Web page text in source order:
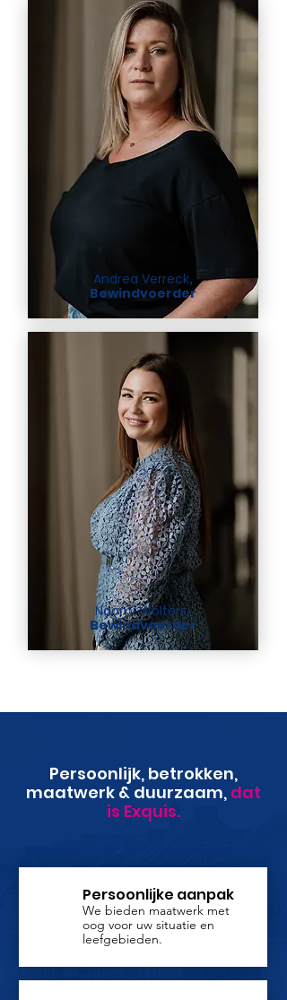
Andrea Verreck,
Bewindvoerder
Naomi Wolters,
Bewindvoerder
Persoonlijk, betrokken,
maatwerk & duurzaam, dat
is Exquis.
Persoonlijke aanpak
We bieden maatwerk met
oog voor uw situatie en
leefgebieden.